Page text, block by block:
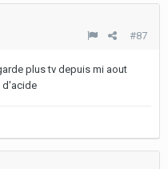
#87
plus tv depuis mi aout
d'acide